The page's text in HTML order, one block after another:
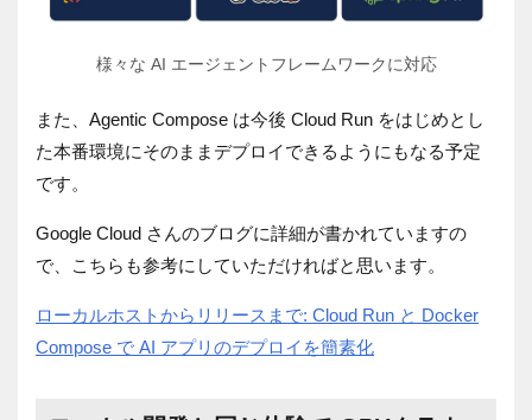
様々な AI エージェントフレームワークに対応
また、Agentic Compose は今後 Cloud Run をはじめとし
た本番環境にそのままデプロイできるようにもなる予定
です。
Google Cloud さんのブログに詳細が書かれていますの
で、こちらも参考にしていただければと思います。
ローカルホストからリリースまで: Cloud Run と Docker
Compose で AI アプリのデプロイを簡素化